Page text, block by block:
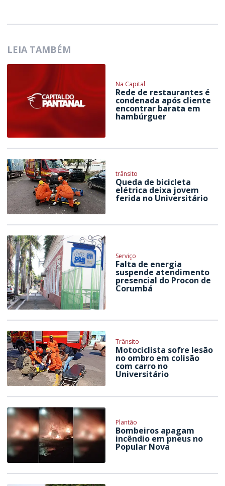
LEIA TAMBÉM
Na Capital
Rede de restaurantes é
condenada após cliente
encontrar barata em
hambúrguer
trânsito
Queda de bicicleta
elétrica deixa jovem
ferida no Universitário
Serviço
Falta de energia
suspende atendimento
presencial do Procon de
Corumbá
Trânsito
Motociclista sofre lesão
no ombro em colisão
com carro no
Universitário
Plantão
Bombeiros apagam
incêndio em pneus no
Popular Nova